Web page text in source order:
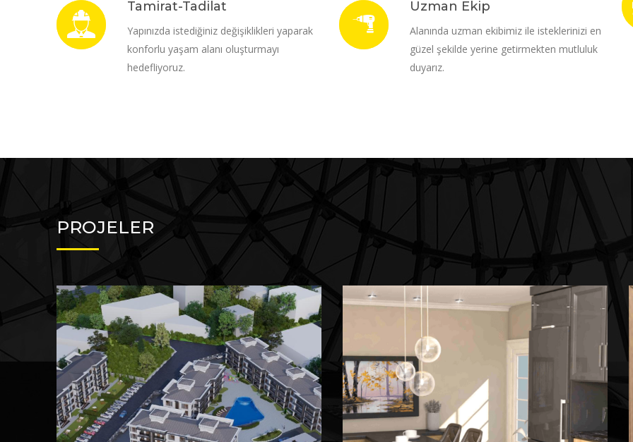
Tamirat-Tadilat
Yapınızda istediğiniz değişiklikleri yaparak
konforlu yaşam alanı oluşturmayı
hedefliyoruz.
Uzman Ekip
Alanında uzman ekibimiz ile isteklerinizi en
güzel şekilde yerine getirmekten mutluluk
duyarız.
PROJELER